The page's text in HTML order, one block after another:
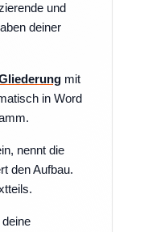
und
deiner
mit
in Word
nennt die
den Aufbau.